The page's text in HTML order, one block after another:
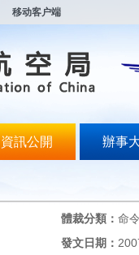
移动客户端
資訊公開 辦事
體裁分類： 命
發文日期：